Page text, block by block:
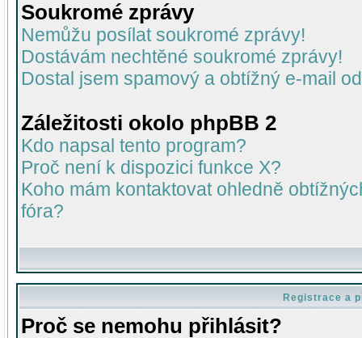
Soukromé zprávy
Nemůžu posílat soukromé zprávy!
Dostávám nechtěné soukromé zprávy!
Dostal jsem spamový a obtížný e-mail
Záležitosti okolo phpBB 2
Kdo napsal tento program?
Proč není k dispozici funkce X?
Koho mám kontaktovat ohledně
fóra?
Registrace a
Proč se nemohu přihlásit?